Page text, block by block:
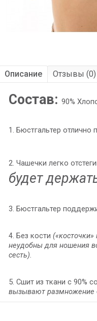
Описание Отзывы (0)
Состав: 90%
1. Бюстгальтер
2. Чашечки легко
будет
3. Бюстгальтер
4. Без кости
неудобны для ношения
сесть).
5. Сшит из ткани с 90%
вызывают размножение